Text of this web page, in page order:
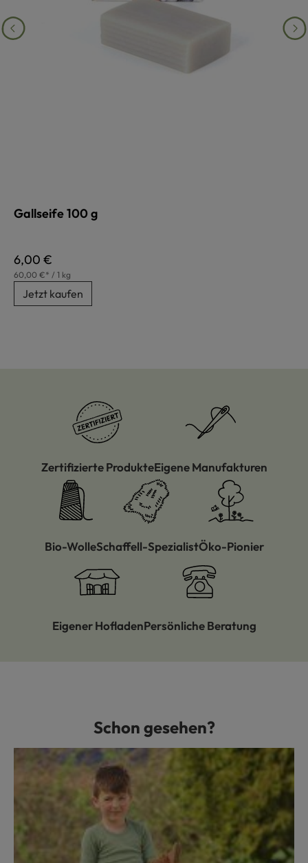
Gallseife 100 g
Regulärer Preis:
6,00 €
60,00 €* / 1 kg
Jetzt kaufen
Zertifizierte ProdukteEigene Manufakturen
Bio-WolleSchaffell-SpezialistÖko-Pionier
Eigener HofladenPersönliche Beratung
Produktgalerie überspringenSchon gesehen?